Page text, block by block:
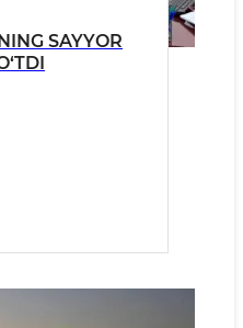
SAYYOR